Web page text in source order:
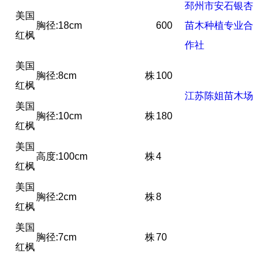
美国
红枫
胸径:18cm 600
邳州市安石银杏
苗木种植专业合
作社
美国
红枫
胸径:8cm 株100
江苏陈姐苗木场
美国
红枫
胸径:10cm 株180
美国
红枫
高度:100cm 株4
美国
红枫
胸径:2cm 株8
美国
红枫
胸径:7cm 株70